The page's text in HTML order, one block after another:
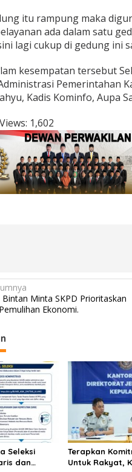
n
G
e
d
n
g
L
a
a
n
a
n
T
e
r
itu rampung maka
ada dalam satu
lagi cukup di gedung ini
kesempatan tersebut
Pemerintahan
Kadis Kominfo, Aupa
1,602
Minta SKPD Prioritaskan
Ekonomi.
Seleksi
dan
Terapkan
Untuk Rakyat,